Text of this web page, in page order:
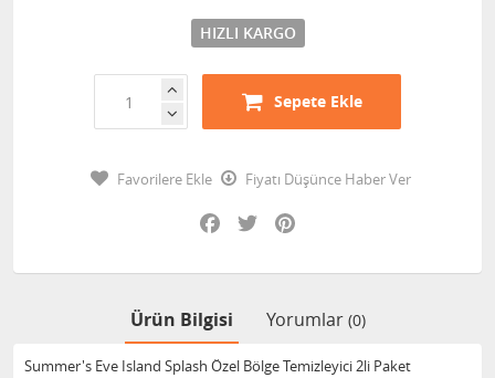
HIZLI KARGO
Sepete Ekle
Favorilere Ekle
Fiyatı Düşünce Haber Ver
Facebook
Twitter
Ürün Bilgisi Yorumlar (0)
Summer's Eve Island Splash Özel Bölge Temizleyici 2li Paket